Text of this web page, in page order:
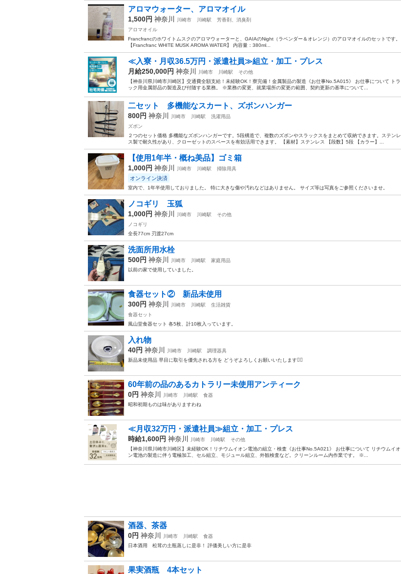
アロマウォーター、アロマオイル
1,500円 神奈川 川崎市 川崎駅
芳香剤、消臭剤
アロマオイル
Francfrancのホワイトムスクのアロマウォーターと、GAIAのNight（ラベンダー＆オレンジ）のアロマオイルのセットです。
【Francfranc WHITE MUSK AROMA WATER】 内容量：380ml...
≪入寮・月収36.5万円・派遣社員≫組立・加工・プレス
月給250,000円 神奈川 川崎市 川崎駅
その他
【神奈川県川崎市川崎区】交通費全額支給！未経験OK！寮完備！金属製品の製造《お仕事No.5A015》 お仕事について トラ
ック用金属部品の製造及び付随する業務。 ※業務の変更、就業場所の変更の範囲、契約更新の基準について...
二セット 多機能なスカート、ズボンハンガー
800円 神奈川 川崎市 川崎駅
洗濯用品
ズボン
２つのセット価格 多機能なズボンハンガーです。5段構造で、複数のズボンやスラックスをまとめて収納できます。ステンレ
ス製で耐久性があり、クローゼットのスペースを有効活用できます。 【素材】ステンレス 【段数】5段 【カラー】...
【使用1年半・概ね美品】ゴミ箱
1,000円 神奈川 川崎市 川崎駅 掃除用具
オンライン決済
室内で、1年半使用しておりました。 特に大きな傷や汚れなどはありません。 サイズ等は写真をご参照くださいませ。
ノコギリ 玉狐
1,000円 神奈川 川崎市 川崎駅
その他
ノコギリ
全長77cm 刃渡27cm
洗面所用水栓
500円 神奈川 川崎市 川崎駅
家庭用品
以前の家で使用していました。
食器セット② 新品未使用
300円 神奈川 川崎市 川崎駅
生活雑貨
食器セット
風山堂食器セット 各5枚、計10枚入っています。
入れ物
40円 神奈川 川崎市 川崎駅
調理器具
新品未使用品 早目に取引を優先される方を どうぞよろしくお願いいたします🙇‍♂️
60年前の品のあるカトラリー未使用アンティーク
0円 神奈川 川崎市 川崎駅
食器
昭和初期ものは味がありますわね
≪月収32万円・派遣社員≫組立・加工・プレス
時給1,600円 神奈川 川崎市 川崎駅
その他
【神奈川県川崎市川崎区】未経験OK！リチウムイオン電池の組立・検査《お仕事No.5A021》 お仕事について リチウムイオ
ン電池の製造に伴う電極加工、セル組立、モジュール組立、外観検査など。クリーンルーム内作業です。 ※...
酒器、茶器
0円 神奈川 川崎市 川崎駅
食器
日本酒用 松茸の土瓶蒸しに是非！ 評価美しい方に是非
果実酒瓶 4本セット